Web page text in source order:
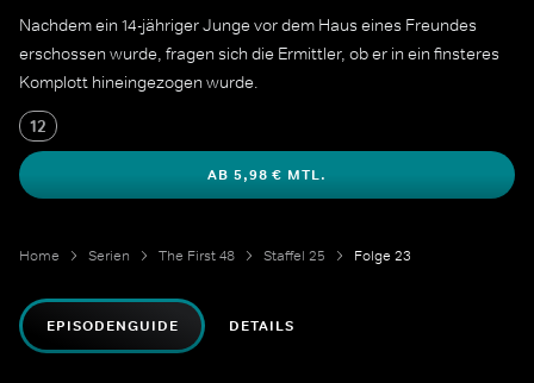
Nachdem ein 14-jähriger Junge vor dem Haus eines Freundes
erschossen wurde, fragen sich die Ermittler, ob er in ein finsteres
Komplott hineingezogen wurde.
12
AB 5,98 € MTL.
Home Serien The First 48 Staffel 25 Folge 23
EPISODENGUIDE DETAILS